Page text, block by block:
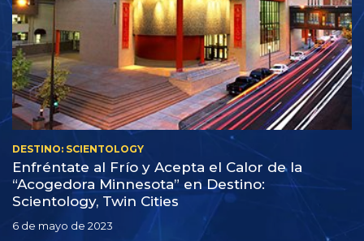
DESTINO: SCIENTOLOGY
Enfréntate al Frío y Acepta el Calor de la
“Acogedora Minnesota” en Destino:
Scientology, Twin Cities
6 de mayo de 2023